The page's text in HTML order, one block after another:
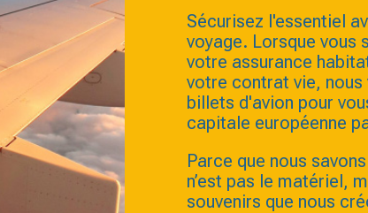
Sécurisez l'essentiel
voyage. Lorsque vous
votre assurance
votre contrat vie, nous
billets d'avion pour
capitale européenne
Parce que nous
n’est pas le matériel,
souvenirs que nous